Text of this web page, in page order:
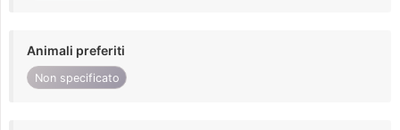
Animali preferiti
Non specificato